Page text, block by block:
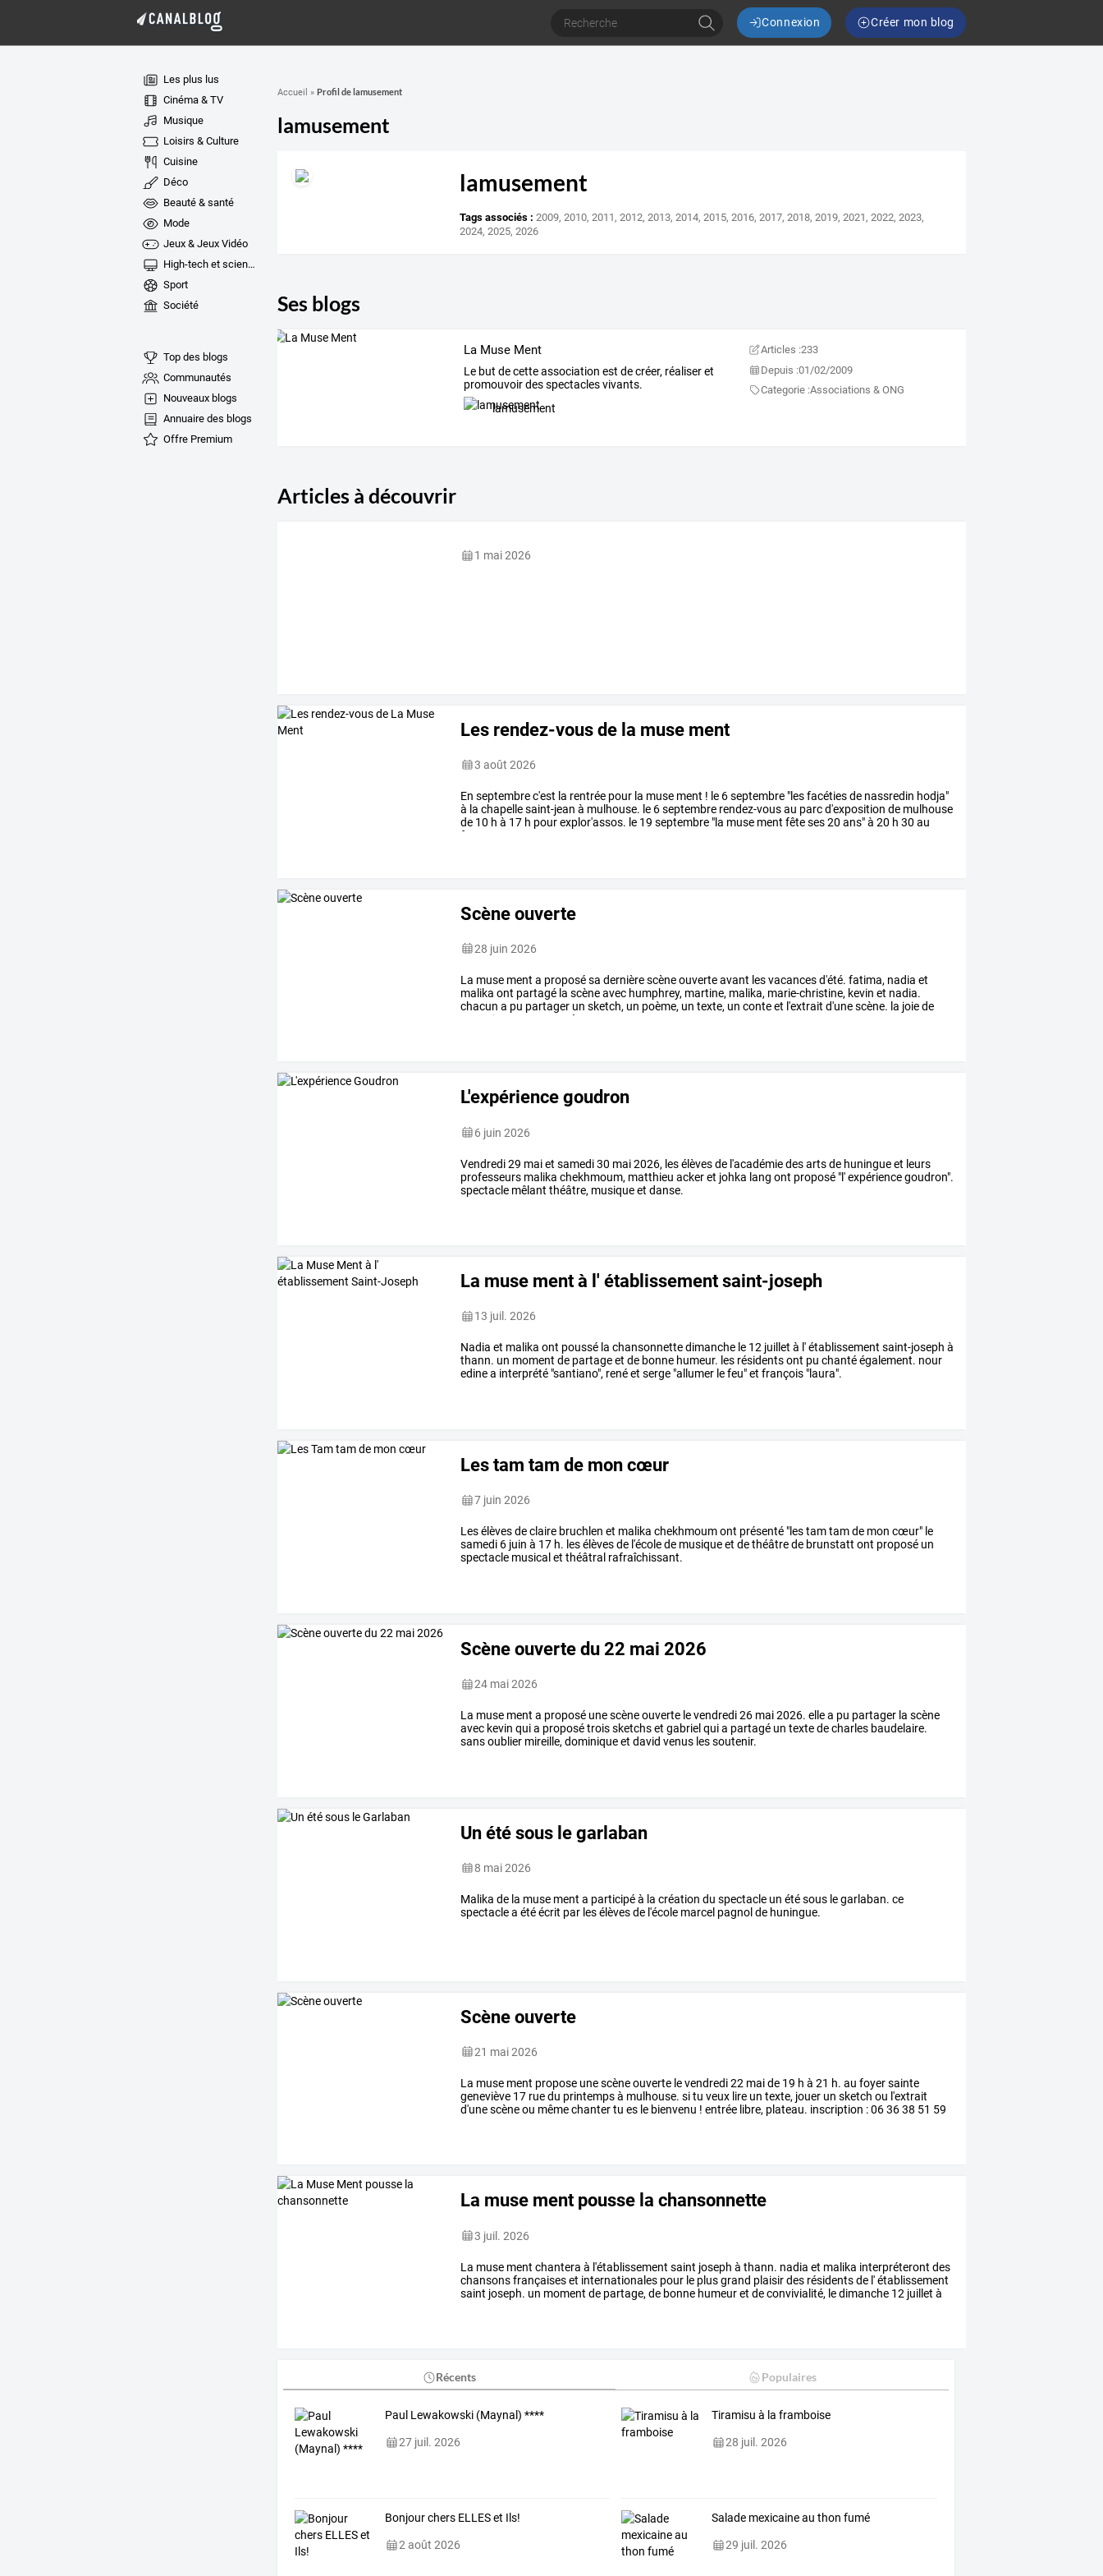
Connexion Créer mon blog
Les plus lus
Cinéma & TV
Musique
Loisirs & Culture
Cuisine
Déco
Beauté & santé
Mode
Jeux & Jeux Vidéo
High-tech et sciences
Sport
Société
Top des blogs
Communautés
Nouveaux blogs
Annuaire des blogs
Offre Premium
Accueil » Profil de lamusement
lamusement
lamusement
Tags associés : 2009,2010,2011,2012,2013,2014,2015,2016,2017,2018,2019,2021,2022,2023,
2024,2025,2026
Ses blogs
La Muse Ment
Le but de cette association est de créer, réaliser et
promouvoir des spectacles vivants.
lamusement
Articles :233
Depuis :01/02/2009
Categorie :Associations & ONG
Articles à découvrir
1 mai 2026
Les rendez-vous de la muse ment
3 août 2026
En septembrec'est la rentrée pour la muse ment ! le 6septembre "lesfacétiesde nassredin hodja"
à la chapellesaint-jean à mulhouse. le 6septembre rendez-vousau parcd'exposition de mulhouse
de 10 h à 17 h pourexplor'assos. le 19 septembre "la muse ment fêteses20 ans"à 20 h 30 au
foyer
Scène ouverte
28 juin 2026
La muse ment a proposésa dernièrescèneouverteavant lesvacancesd'été. fatima, nadia et
malika ont partagé la scèneavec humphrey, martine, malika, marie-christine, kevin et nadia.
chacun a pu partager un sketch, un poème, un texte, un conteet l'extrait d'unescène. la joiede
pouvoir
scène,
L'expérience goudron
6 juin 2026
Vendredi 29 mai et samedi 30 mai 2026, les élèves de l'académie des arts de huningue et leurs
professeurs malika chekhmoum, matthieu acker et johka lang ont proposé "l' expérience goudron".
spectacle mêlant théâtre, musique et danse.
La muse ment à l' établissement saint-joseph
13 juil. 2026
Nadia et malika ont poussé la chansonnette dimanche le 12 juillet à l' établissement saint-joseph à
thann. un moment de partage et de bonne humeur. les résidents ont pu chanté également. nour
edine a interprété "santiano", rené et serge "allumer le feu" et françois "laura".
Les tam tam de mon cœur
7 juin 2026
Les élèves de claire bruchlen et malika chekhmoum ont présenté "les tam tam de mon cœur" le
samedi 6 juin à 17 h. les élèves de l'école de musique et de théâtre de brunstatt ont proposé un
spectacle musical et théâtral rafraîchissant.
Scène ouverte du 22 mai 2026
24 mai 2026
La muse ment a proposé une scène ouverte le vendredi 26 mai 2026. elle a pu partager la scène
avec kevin qui a proposé trois sketchs et gabriel qui a partagé un texte de charles baudelaire.
sans oublier mireille, dominique et david venus les soutenir.
Un été sous le garlaban
8 mai 2026
Malika de la muse ment a participé à la création du spectacle un été sous le garlaban. ce
spectacle a été écrit par les élèves de l'école marcel pagnol de huningue.
Scène ouverte
21 mai 2026
La muse ment propose une scène ouverte le vendredi 22 mai de 19 h à 21 h. au foyer sainte
geneviève 17 rue du printemps à mulhouse. si tu veux lire un texte, jouer un sketch ou l'extrait
d'une scène ou même chanter tu es le bienvenu ! entrée libre, plateau. inscription : 06 36 38 51 59
La muse ment pousse la chansonnette
3 juil. 2026
La muse ment chantera à l'établissement saint joseph à thann. nadia et malika interpréteront des
chansons françaises et internationales pour le plus grand plaisir des résidents de l' établissement
saint joseph. un moment de partage, de bonne humeur et de convivialité, le dimanche 12 juillet à
Récents Populaires
Paul Lewakowski (Maynal) ****
27 juil. 2026
Tiramisu à la framboise
28 juil. 2026
Bonjour chers ELLES et Ils!
2 août 2026
Salade mexicaine au thon fumé
29 juil. 2026